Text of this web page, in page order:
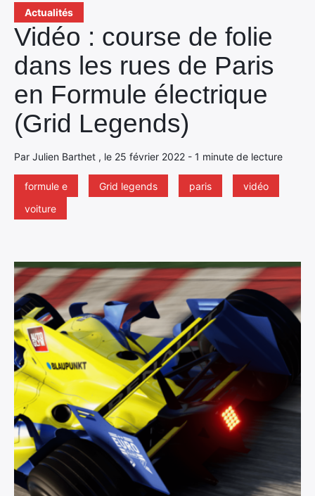
Actualités
Vidéo : course de folie
dans les rues de Paris
en Formule électrique
(Grid Legends)
Par Julien Barthet , le 25 février 2022 - 1 minute de lecture
formule e Grid legends paris
vidéo
voiture